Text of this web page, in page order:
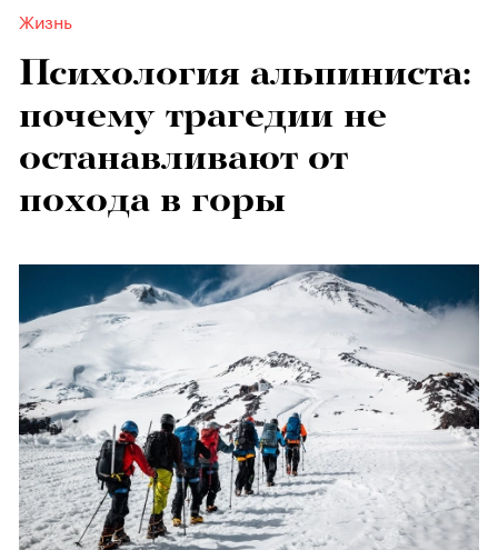
Жизнь
Психология альпиниста:
почему трагедии не
останавливают от
похода в горы